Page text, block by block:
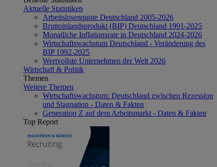
Aktuelle Statistiken
Arbeitslosenquote Deutschland 2005-2026
Bruttoinlandsprodukt (BIP) Deutschland 1991-2025
Monatliche Inflationsrate in Deutschland 2024-2026
Wirtschaftswachstum Deutschland - Veränderung des
BIP 1992-2025
Wertvollste Unternehmen der Welt 2026
Wirtschaft & Politik
Themen
Weitere Themen
Wirtschaftswachstum: Deutschland zwischen Rezession
und Stagnation - Daten & Fakten
Generation Z auf dem Arbeitsmarkt - Daten & Fakten
Top Report